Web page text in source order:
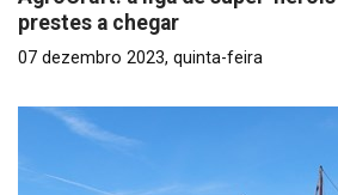
prestes a chegar
07 dezembro 2023, quinta-feira